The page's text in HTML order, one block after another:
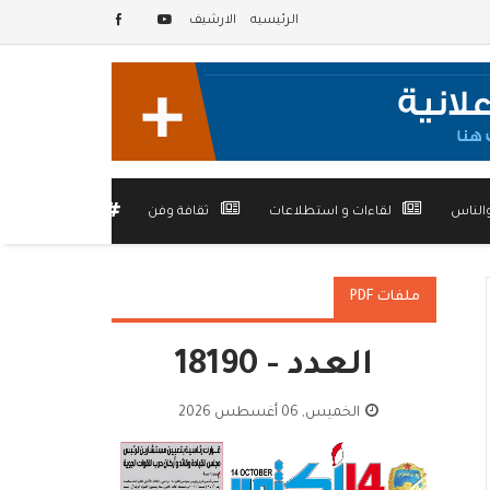
الرئيسيه الارشيف
لقاءات و استطلاعات ثقافة وفن
ملفات PDF
العدد - 18190
الخميس, 06 أغسطس 2026